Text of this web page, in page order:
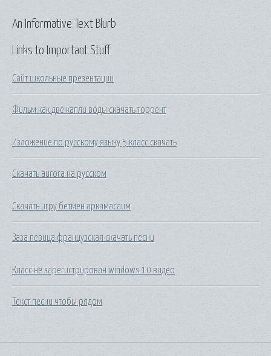
Links to Important Stuff
Сайт школьные презентации
Фильм как две капли воды скачать торрент
Изложение по русскому языку 5 класс скачать
Скачать aurora на русском
Скачать игру бетмен аркамасаим
Заза певица французская скачать песни
Класс не зарегистрирован windows 10 видео
Текст песни чтобы рядом
An Informative Text Blurb